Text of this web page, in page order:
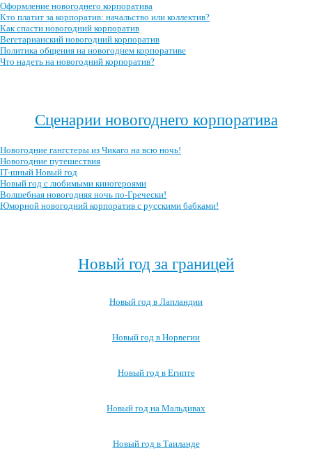
Оформление новогоднего корпоратива
Кто платит за корпоратив: начальство или коллектив?
Как спасти новогодний корпоратив
Вегетарианский новогодний корпоратив
Политика общения на новогоднем корпоративе
Что надеть на новогодний корпоратив?
Сценарии новогоднего корпоратива
Новогодние гангстеры из Чикаго на всю ночь!
Новогодние путешествия
IT-шный Новый год
Новый год с любимыми киногероями
Волшебная новогодняя ночь по-Гречески!
Юморной новогодний корпоратив с русскими бабками!
Новый год за границей
Новый год в Лапландии
Новый год в Норвегии
Новый год в Египте
Новый год на Мальдивах
Новый год в Таиланде